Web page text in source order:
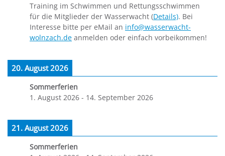
Training im Schwimmen und Rettungsschwimmen
für die Mitglieder der Wasserwacht (Details). Bei
Interesse bitte per eMail an info@wasserwacht-
wolnzach.de anmelden oder einfach vorbeikommen!
20. August 2026
Sommerferien
1. August 2026 - 14. September 2026
21. August 2026
Sommerferien